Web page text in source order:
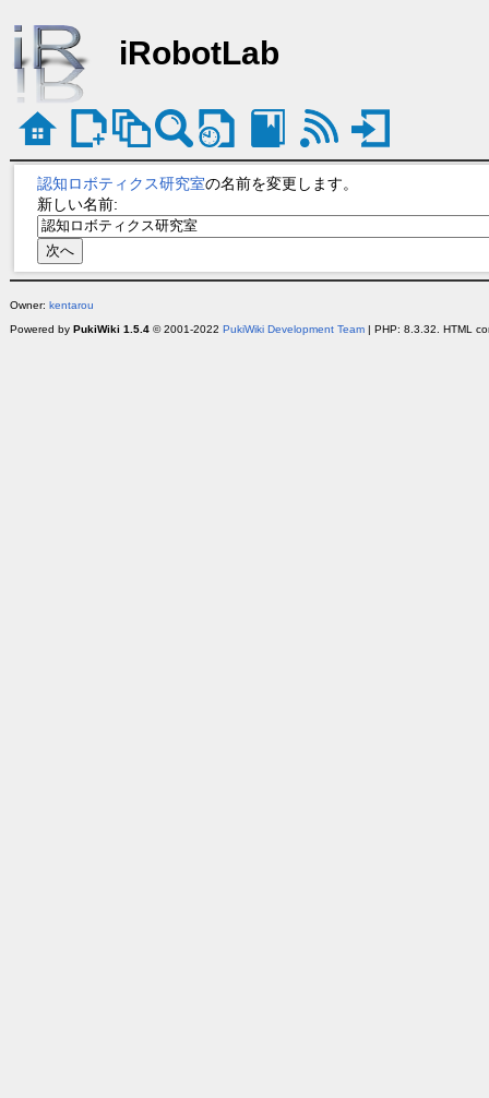
iRobotLab
認知ロボティクス研究室の名前を変更します。
新しい名前:
Owner: kentarou
Powered by PukiWiki 1.5.4© 2001-2022 PukiWiki Development Team| PHP: 8.3.32. HTML